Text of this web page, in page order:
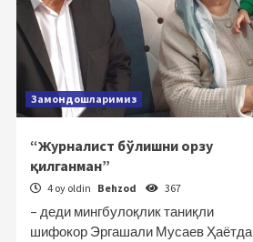
Замондошларимиз
“Журналист бўлишни орзу
қилганман”
4 oy oldin Behzod 367
– деди мингбулоқлик таниқли
шифокор Эргашали Мусаев Ҳаётда